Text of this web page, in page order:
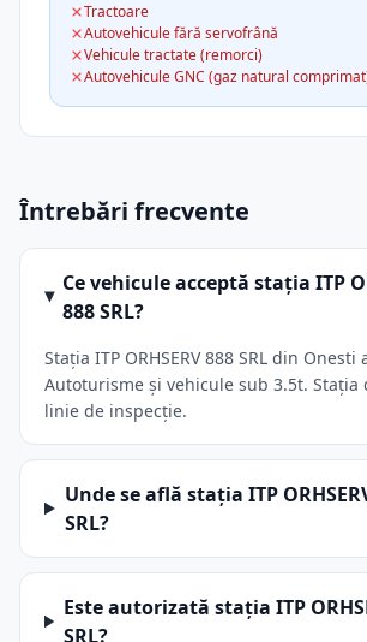
Tractoare
Autovehicule fără servofrână
Vehicule tractate (remorci)
Autovehicule GNC (gaz natural
Întrebări frecvente
Ce vehicule acceptă stația ITP
888 SRL?
Stația ITP ORHSERV 888 SRL din Onesti
Autoturisme și vehicule sub 3.5t. Stația
linie de inspecție.
Unde se află stația ITP
SRL?
Este autorizată stația ITP
SRL?